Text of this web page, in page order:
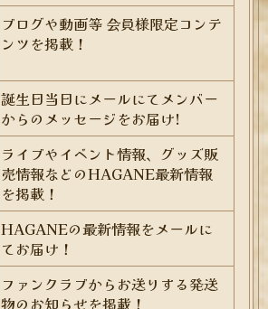
ブログや動画等 会員様限定コンテ
ンツを掲載！
誕生日当日にメールにてメンバー
からのメッセージをお届け!
ライブやイベント情報、グッズ販
売情報などのHAGANE最新情報
を掲載！
HAGANEの最新情報をメールに
てお届け！
ファンクラブからお送りする発送
物のお知らせを掲載！